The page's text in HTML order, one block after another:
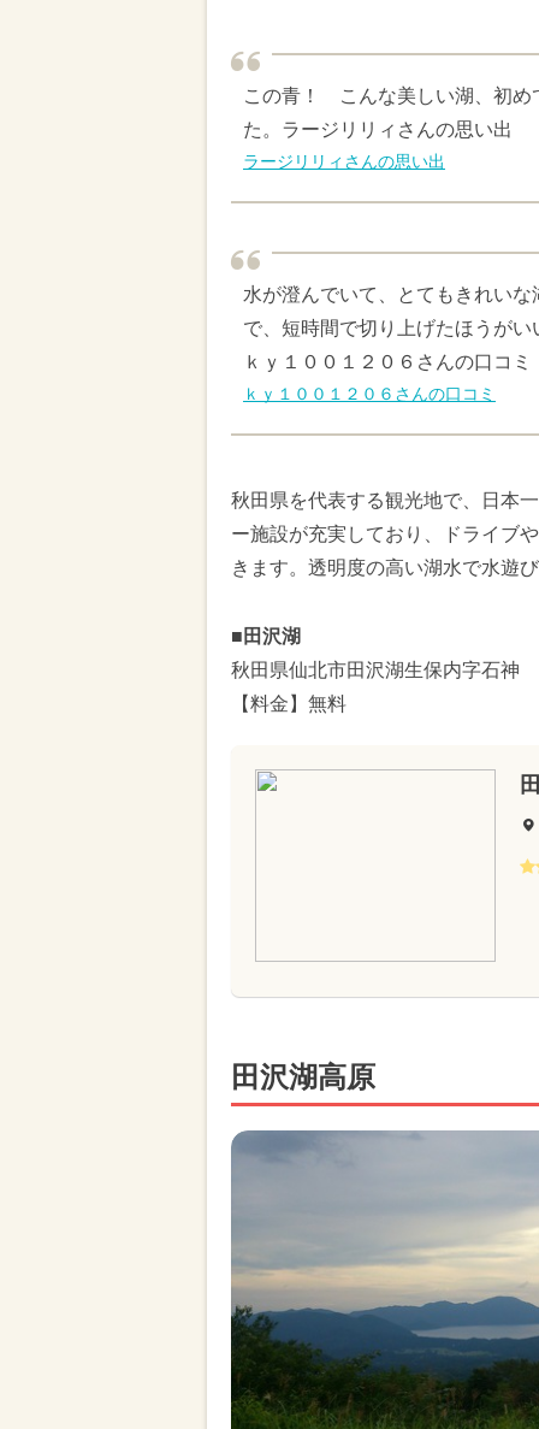
この青！ こんな美しい湖、初
た。ラージリリィさんの思い出
ラージリリィさんの思い出
水が澄んでいて、とてもきれい
で、短時間で切り上げたほうが
ｋｙ１００１２０６さんの口コミ
ｋｙ１００１２０６さんの口コミ
秋田県を代表する観光地で、日本
ー施設が充実しており、ドライブ
きます。透明度の高い湖水で水遊
■ 田沢湖
秋田県仙北市田沢湖生保内字石神
【料金】無料
田沢湖高原